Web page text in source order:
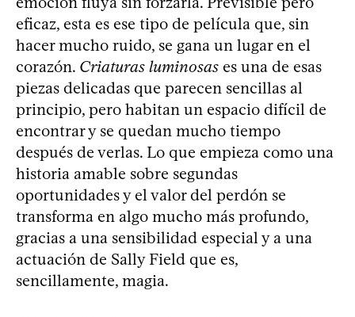
eficaz, esta es ese tipo de película que, sin
hacer mucho ruido, se gana un lugar en el
corazón. Criaturas luminosas es una de esas
piezas delicadas que parecen sencillas al
principio, pero habitan un espacio difícil de
encontrar y se quedan mucho tiempo
después de verlas. Lo que empieza como una
historia amable sobre segundas
oportunidades y el valor del perdón se
transforma en algo mucho más profundo,
gracias a una sensibilidad especial y a una
actuación de Sally Field que es,
sencillamente, magia.